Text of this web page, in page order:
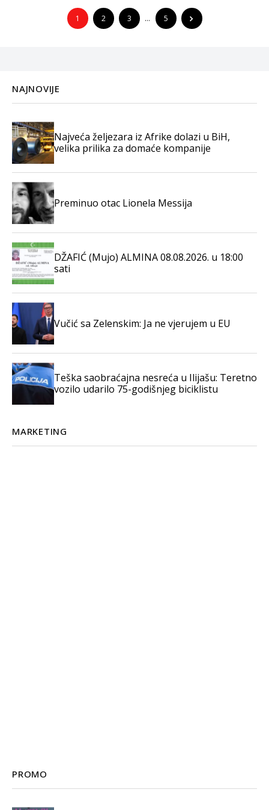
1 2 3 … 5
NAJNOVIJE
Najveća željezara iz Afrike dolazi u BiH,
velika prilika za domaće kompanije
Preminuo otac Lionela Messija
DŽAFIĆ (Mujo) ALMINA 08.08.2026. u 18:00
sati
Vučić sa Zelenskim: Ja ne vjerujem u EU
Teška saobraćajna nesreća u Ilijašu: Teretno
vozilo udarilo 75-godišnjeg biciklistu
MARKETING
PROMO